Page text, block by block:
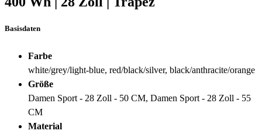
Basisdaten
Farbe
white/grey/light-blue, red/black/silver, black/anthracite/orange
Größe
Damen Sport - 28 Zoll - 50 CM, Damen Sport - 28 Zoll - 55
CM
Material